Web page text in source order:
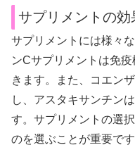
サプリメントの
サプリメントには様々
ンCサプリメントは免
きます。また、コエン
し、アスタキサンチン
す。サプリメントの選
のを選ぶことが重要です